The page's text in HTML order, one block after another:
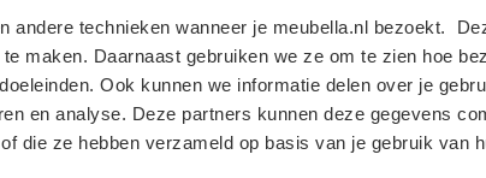
andere technieken wanneer je meubella.nl bezoekt.
maken. Daarnaast gebruiken we ze om te zien hoe
Ook kunnen we informatie delen over je
en analyse. Deze partners kunnen deze gegevens
die ze hebben verzameld op basis van je gebruik van